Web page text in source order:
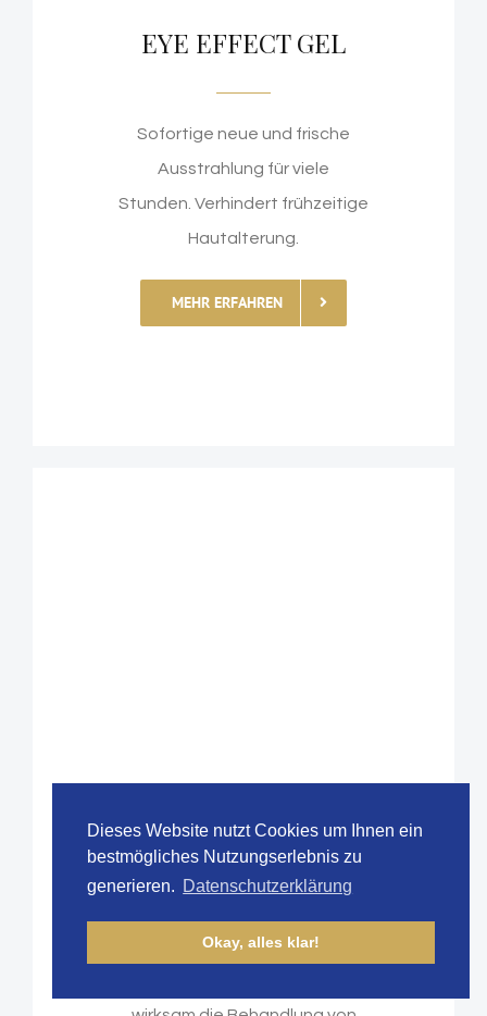
Dieses Website nutzt Cookies um Ihnen ein
bestmögliches Nutzungserlebnis zu
generieren. Datenschutzerklärung
Okay, alles klar!
EYE EFFECT GEL
Sofortige neue und frische
Ausstrahlung für viele
Stunden. Verhindert frühzeitige
Hautalterung.
MEHR ERFAHREN
LOTION
Für eine schöne, glatte und